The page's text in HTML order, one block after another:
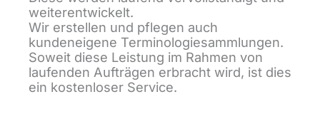
weiterentwickelt.
Wir erstellen und pflegen auch
kundeneigene Terminologiesammlungen.
Soweit diese Leistung im Rahmen von
laufenden Aufträgen erbracht wird, ist dies
ein kostenloser Service.